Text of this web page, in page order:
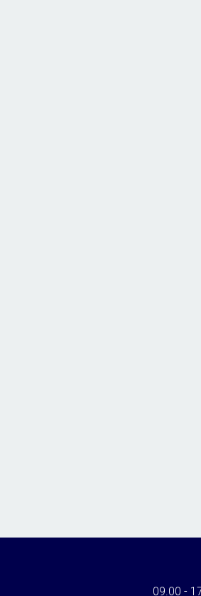
09.00 -